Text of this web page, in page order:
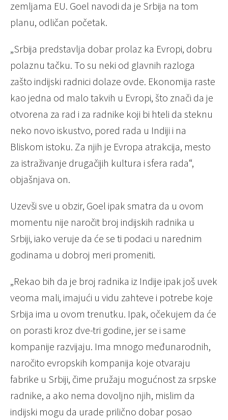
zemljama EU. Goel navodi da je Srbija na tom
planu, odličan početak.
„Srbija predstavlja dobar prolaz ka Evropi, dobru
polaznu tačku. To su neki od glavnih razloga
zašto indijski radnici dolaze ovde. Ekonomija raste
kao jedna od malo takvih u Evropi, što znači da je
otvorena za rad i za radnike koji bi hteli da steknu
neko novo iskustvo, pored rada u Indiji i na
Bliskom istoku. Za njih je Evropa atrakcija, mesto
za istraživanje drugačijih kultura i sfera rada“,
objašnjava on.
Uzevši sve u obzir, Goel ipak smatra da u ovom
momentu nije naročit broj indijskih radnika u
Srbiji, iako veruje da će se ti podaci u narednim
godinama u dobroj meri promeniti.
„Rekao bih da je broj radnika iz Indije ipak još uvek
veoma mali, imajući u vidu zahteve i potrebe koje
Srbija ima u ovom trenutku. Ipak, očekujem da će
on porasti kroz dve-tri godine, jer se i same
kompanije razvijaju. Ima mnogo međunarodnih,
naročito evropskih kompanija koje otvaraju
fabrike u Srbiji, čime pružaju mogućnost za srpske
radnike, a ako nema dovoljno njih, mislim da
indijski mogu da urade prilično dobar posao